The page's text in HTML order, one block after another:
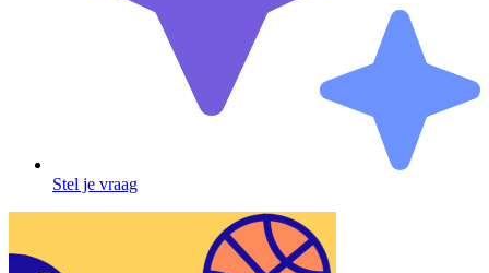
Stel je vraag